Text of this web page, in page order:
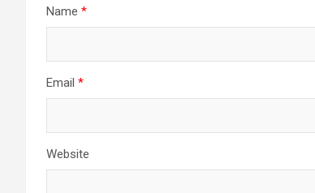
Name *
Email *
Website